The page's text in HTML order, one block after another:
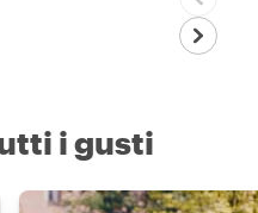
i gusti